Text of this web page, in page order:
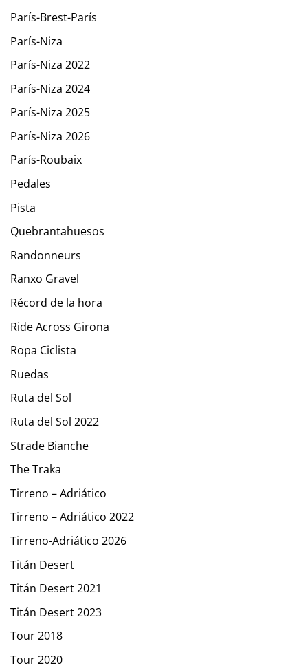
París-Brest-París
París-Niza
París-Niza 2022
París-Niza 2024
París-Niza 2025
París-Niza 2026
París-Roubaix
Pedales
Pista
Quebrantahuesos
Randonneurs
Ranxo Gravel
Récord de la hora
Ride Across Girona
Ropa Ciclista
Ruedas
Ruta del Sol
Ruta del Sol 2022
Strade Bianche
The Traka
Tirreno – Adriático
Tirreno – Adriático 2022
Tirreno-Adriático 2026
Titán Desert
Titán Desert 2021
Titán Desert 2023
Tour 2018
Tour 2020